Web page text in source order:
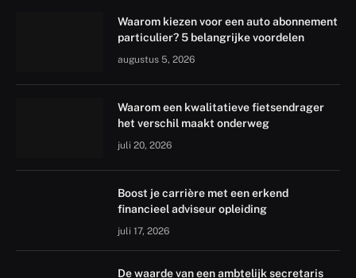
Waarom kiezen voor een auto abonnement
particulier? 5 belangrijke voordelen
augustus 5, 2026
Waarom een kwalitatieve fietsendrager
het verschil maakt onderweg
juli 20, 2026
Boost je carrière met een erkend
financieel adviseur opleiding
juli 17, 2026
De waarde van een ambtelijk secretaris